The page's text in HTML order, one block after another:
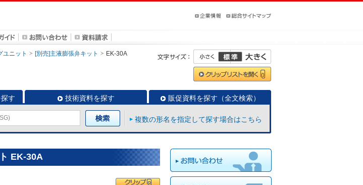
ユニット [別売]主液膨張弁キット EK-30A
す 技術資料を探す 販促資料を探す（全文検索）
複数の形名を指定して探す場合はこちら
EK-30A